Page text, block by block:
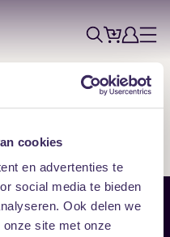
cookies
en advertenties te
social media te bieden
Ook delen we
site met onze
ZoekTicketsAccount
Menu